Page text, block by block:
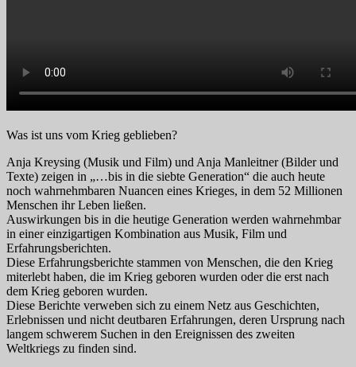
Was ist uns vom Krieg geblieben?
Anja Kreysing (Musik und Film) und Anja Manleitner (Bilder und
Texte) zeigen in „…bis in die siebte Generation“ die auch heute
noch wahrnehmbaren Nuancen eines Krieges, in dem 52 Millionen
Menschen ihr Leben ließen.
Auswirkungen bis in die heutige Generation werden wahrnehmbar
in einer einzigartigen Kombination aus Musik, Film und
Erfahrungsberichten.
Diese Erfahrungsberichte stammen von Menschen, die den Krieg
miterlebt haben, die im Krieg geboren wurden oder die erst nach
dem Krieg geboren wurden.
Diese Berichte verweben sich zu einem Netz aus Geschichten,
Erlebnissen und nicht deutbaren Erfahrungen, deren Ursprung nach
langem schwerem Suchen in den Ereignissen des zweiten
Weltkriegs zu finden sind.